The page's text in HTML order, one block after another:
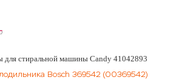
для стиральной машины Candy 41042893